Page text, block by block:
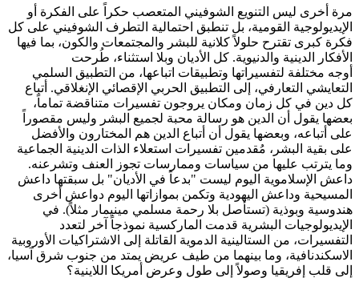
مرة أخرى ليس التنويع الشوفيني المتعصب حكراً على الفكرة أو
الإيديولوجية القومية، بل تنطبق احتمالية التطرف الشوفيني على كل
فكرة كبرى تقترح حلولاً كلانية للبشر والمجتمعات والكون، بما فيها
الأفكار الدينية والدنيوية. كل الأديان وبلا استثناء، طُرحت
أوجه مختلفة لتفسيراتها وتطبيقات اتباعها، من التطبيق السلمي
التعايشي التعارفي، إلى التطبيق الحربي الإقصائي الإنغلاقي. أتباع
كل دين في كل زمان ومكان يروجون تفسيرات متناقضة تماماً،
بعضها يقول أن الدين هو رسالة محبة لجميع البشر وليس مقصوراً
على أتباعه، وبعضها يقول أن أتباع الدين هم المختارون والأفضل
على بقية البشر، مُقدمين تفسيرات استعلاء الذات الدينية الجماعية
وما يترتب عليها من سياسات وممارسات تجوز العنف وتشرعنه.
داعش الإسلاموية اليوم ليست "بدعاً في الأديان" بل سبقتها داعش
المسيحية وداعش اليهودية وتكمن بموازاتها اليوم دواعش أخرى
هندوسية وبوذية (تستأصل بلا رحمة مسلمي مينيمار مثلاً). في
الإيديولوجيات البشرية قدمت الماركسية نموذجاً آخر لتعدد
التفسيرات، من الستالينية الدموية القاتلة إلى الاشتراكيات الأوروبية
الاسكندنافية، وما بينهما من طيف عريض يمتد من جنوب شرق آسيا،
إلى قلب إفريقيا وصولاً إلى طول وعرض أمريكا اللاينية؟